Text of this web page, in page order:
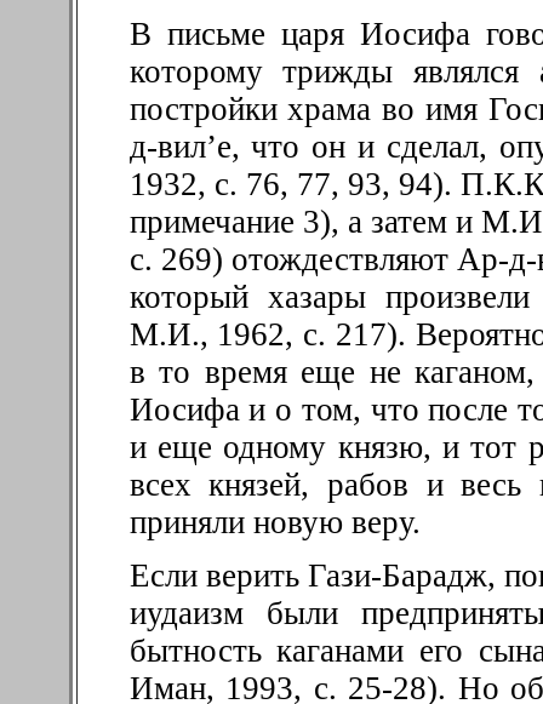
В письме царя Иосифа
которому трижды
постройки храма во имя
д-вил’е, что он и сделал,
1932, с. 76, 77, 93, 94).
примечание 3), а затем и
с. 269) отождествляют Ар-
который хазары
М.И., 1962, с. 217).
в то время еще не
Иосифа и о том, что после
и еще одному князю, и тот
всех князей, рабов и
приняли новую веру.
Если верить Гази-Барадж,
иудаизм были
бытность каганами его
Иман, 1993, с. 25-28). Но